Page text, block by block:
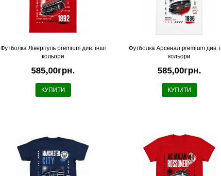
Футболка Ліверпуль premium див. інші
кольори
585,00грн.
КУПИТИ
Футболка Арсенал premium див.
кольори
585,00грн.
КУПИТИ